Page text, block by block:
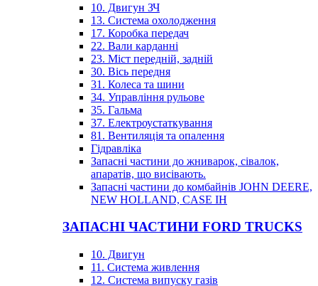
10. Двигун ЗЧ
13. Система охолодження
17. Коробка передач
22. Вали карданні
23. Міст передній, задній
30. Вісь передня
31. Колеса та шини
34. Управління рульове
35. Гальма
37. Електроустаткування
81. Вентиляція та опалення
Гідравліка
Запасні частини до жниварок, сівалок,
апаратів, що висівають.
Запасні частини до комбайнів JOHN DEERE,
NEW HOLLAND, CASE IH
ЗАПАСНІ ЧАСТИНИ FORD TRUCKS
10. Двигун
11. Система живлення
12. Система випуску газів